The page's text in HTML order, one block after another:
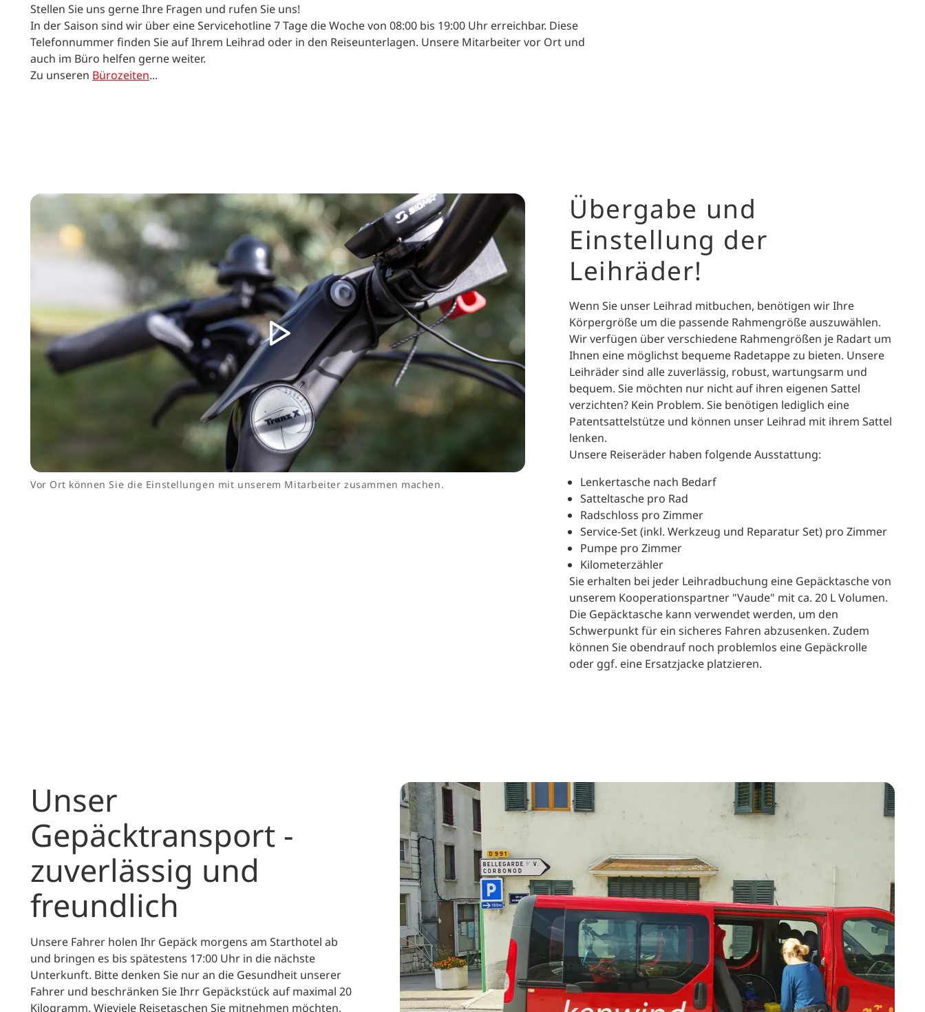
Stellen Sie uns gerne Ihre Fragen und rufen Sie uns!
In der Saison sind wir über eine Servicehotline 7 Tage die Woche von 08:00 bis 19:00 Uhr erreichbar. Diese
Telefonnummer finden Sie auf Ihrem Leihrad oder in den Reiseunterlagen. Unsere Mitarbeiter vor Ort und
auch im Büro helfen gerne weiter.
Zu unseren Bürozeiten...
Übergabe und
Einstellung der
Leihräder!
Wenn Sie unser Leihrad mitbuchen, benötigen wir Ihre
Körpergröße um die passende Rahmengröße auszuwählen.
Wir verfügen über verschiedene Rahmengrößen je Radart um
Ihnen eine möglichst bequeme Radetappe zu bieten. Unsere
Leihräder sind alle zuverlässig, robust, wartungsarm und
bequem. Sie möchten nur nicht auf ihren eigenen Sattel
verzichten? Kein Problem. Sie benötigen lediglich eine
Patentsattelstütze und können unser Leihrad mit ihrem Sattel
lenken.
Unsere Reiseräder haben folgende Ausstattung:
Lenkertasche nach Bedarf
Satteltasche pro Rad
Radschloss pro Zimmer
Service-Set (inkl. Werkzeug und Reparatur Set) pro Zimmer
Pumpe pro Zimmer
Kilometerzähler
Sie erhalten bei jeder Leihradbuchung eine Gepäcktasche von
unserem Kooperationspartner "Vaude" mit ca. 20 L Volumen.
Die Gepäcktasche kann verwendet werden, um den
Schwerpunkt für ein sicheres Fahren abzusenken. Zudem
können Sie obendrauf noch problemlos eine Gepäckrolle
oder ggf. eine Ersatzjacke platzieren.
Vor Ort können Sie die Einstellungen mit unserem Mitarbeiter zusammen machen.
Unser
Gepäcktransport -
zuverlässig und
freundlich
Unsere Fahrer holen Ihr Gepäck morgens am Starthotel ab
und bringen es bis spätestens 17:00 Uhr in die nächste
Unterkunft. Bitte denken Sie nur an die Gesundheit unserer
Fahrer und beschränken Sie Ihrr Gepäckstück auf maximal 20
Kilogramm. Wieviele Reisetaschen Sie mitnehmen möchten,